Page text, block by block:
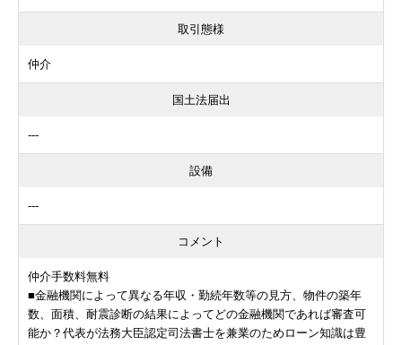
取引態様
仲介
国土法届出
---
設備
---
コメント
仲介手数料無料
■金融機関によって異なる年収・勤続年数等の見方、物件の築年
数、面積、耐震診断の結果によってどの金融機関であれば審査可
能か？代表が法務大臣認定司法書士を兼業のためローン知識は豊